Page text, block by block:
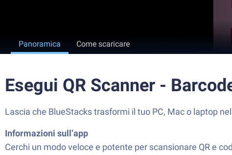
Panoramica Come scaricare
Esegui QR Scanner -
Lascia che BlueStacks trasformi il tuo PC, Mac o laptop
Informazioni sull’app
Cerchi un modo veloce e potente per scansionare QR e